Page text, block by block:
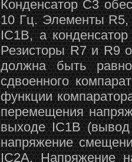
Конденсатор С3
10 Гц. Элементы
IC1B, а
Резисторы R7 и R9
должна быть
сдвоенного
функции
перемещения
выходе IC1B
напряжение
IC2A. Напряжение